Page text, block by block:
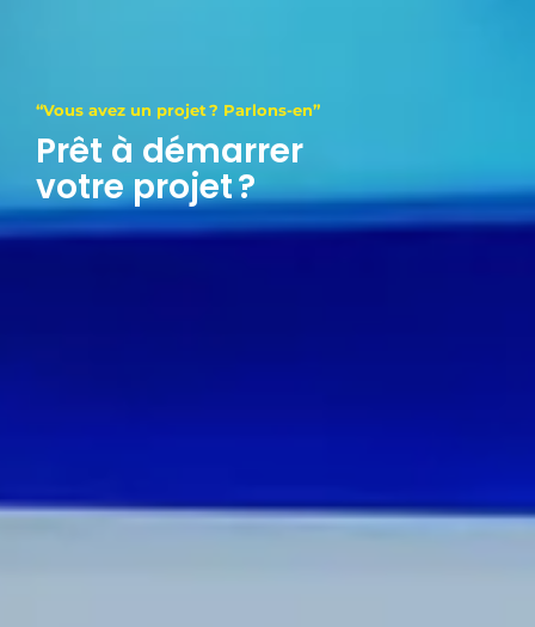
“Vous avez un projet ? Parlons-en”
Prêt à démarrer
votre projet ?